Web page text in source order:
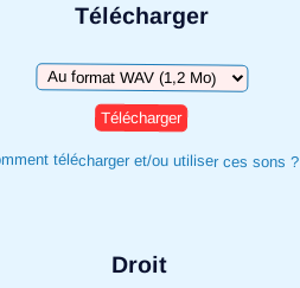
Télécharger
Télécharger
télécharger et/ou utiliser ces sons ?
Droit